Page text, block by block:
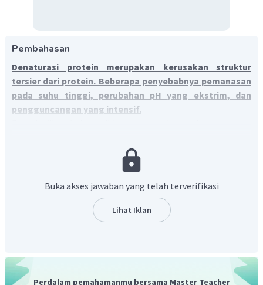
Pembahasan
Denaturasi protein merupakan kerusakan struktur
tersier dari protein. Beberapa penyebabnya pemanasan
pada suhu tinggi, perubahan pH yang ekstrim, dan
pengguncangan yang intensif.
struktur primer: susunan asam amino penyusunnya
yang saling terikat dengan ikatan peptida.
yang terjadi antara gugus-gugus amina dengan atom
hidrogen pada rantai samping asam amino sehingga
membentuk lipatan-lipatan, misalnya membentuk
yang satu dengan yang lain melalui ikatan hidrogen,
ikatan ion, atau ikatan disulfida (-S-S-),misalnya
Buka akses jawaban yang telah terverifikasi
Lihat Iklan
Perdalam pemahamanmu bersama Master Teacher